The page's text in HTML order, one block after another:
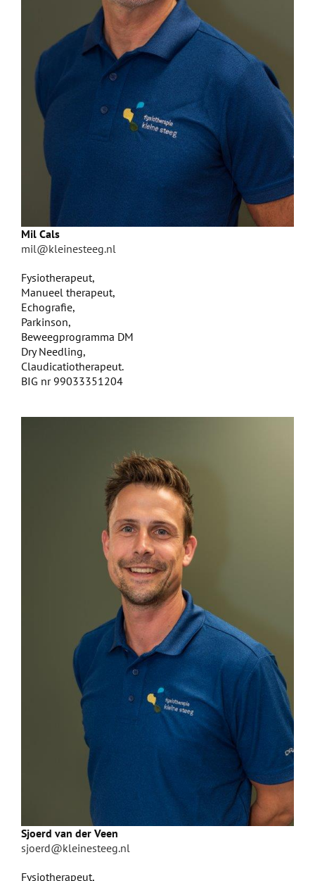
Mil Cals
mil@kleinesteeg.nl
Fysiotherapeut,
Manueel therapeut,
Echografie,
Parkinson,
Beweegprogramma DM
Dry Needling,
Claudicatiotherapeut.
BIG nr 99033351204
Sjoerd van der Veen
sjoerd@kleinesteeg.nl
Fysiotherapeut,